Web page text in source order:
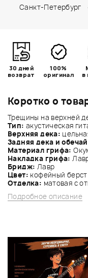
Коротко о
Трещины на верхней
Тип: акустическая
Верхняя дека:
Задняя дека и
Материал грифа:
Накладка грифа:
Бридж: Лавр
Цвет: кофейный берст
Отделка: матовая с
Подробное описание
Санкт-Петербург
30 дней
возврат
100%
оригинал
в